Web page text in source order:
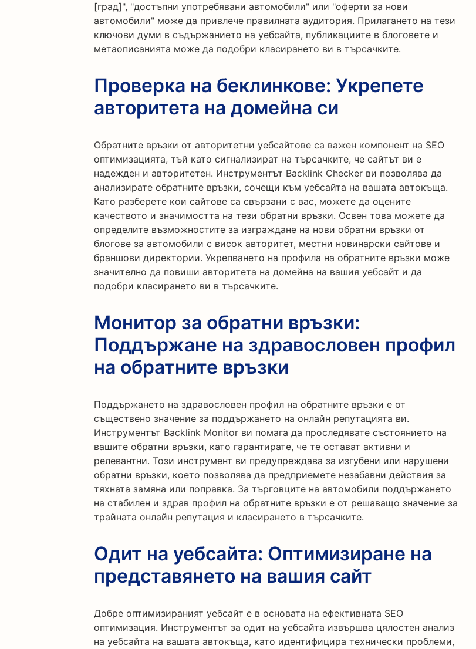
[град]", "достъпни употребявани автомобили" или "оферти за нови
автомобили" може да привлече правилната аудитория. Прилагането на тези
ключови думи в съдържанието на уебсайта, публикациите в блоговете и
метаописанията може да подобри класирането ви в търсачките.
Проверка на беклинкове: Укрепете
авторитета на домейна си
Обратните връзки от авторитетни уебсайтове са важен компонент на SEO
оптимизацията, тъй като сигнализират на търсачките, че сайтът ви е
надежден и авторитетен. Инструментът Backlink Checker ви позволява да
анализирате обратните връзки, сочещи към уебсайта на вашата автокъща.
Като разберете кои сайтове са свързани с вас, можете да оцените
качеството и значимостта на тези обратни връзки. Освен това можете да
определите възможностите за изграждане на нови обратни връзки от
блогове за автомобили с висок авторитет, местни новинарски сайтове и
браншови директории. Укрепването на профила на обратните връзки може
значително да повиши авторитета на домейна на вашия уебсайт и да
подобри класирането ви в търсачките.
Монитор за обратни връзки:
Поддържане на здравословен профил
на обратните връзки
Поддържането на здравословен профил на обратните връзки е от
съществено значение за поддържането на онлайн репутацията ви.
Инструментът Backlink Monitor ви помага да проследявате състоянието на
вашите обратни връзки, като гарантирате, че те остават активни и
релевантни. Този инструмент ви предупреждава за изгубени или нарушени
обратни връзки, което позволява да предприемете незабавни действия за
тяхната замяна или поправка. За търговците на автомобили поддържането
на стабилен и здрав профил на обратните връзки е от решаващо значение за
трайната онлайн репутация и класирането в търсачките.
Одит на уебсайта: Оптимизиране на
представянето на вашия сайт
Добре оптимизираният уебсайт е в основата на ефективната SEO
оптимизация. Инструментът за одит на уебсайта извършва цялостен анализ
на уебсайта на вашата автокъща, като идентифицира технически проблеми,